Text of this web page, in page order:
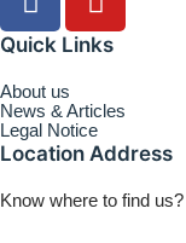
Quick Links
About us
News & Articles
Legal Notice
Location Address
Know where to find